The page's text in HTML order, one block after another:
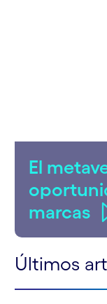
El
marcas
Últimos